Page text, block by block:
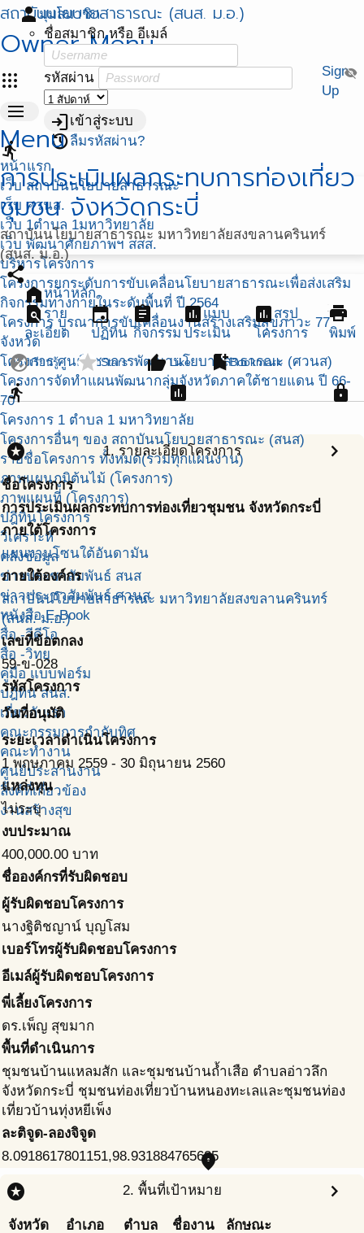
สถาบันนโยบายสาธารณะ (สนส. ม.อ.)
Owner Menu
apps
personมุมสมาชิก
ชื่อสมาชิก หรือ อีเมล์
รหัสผ่าน visibility_off
loginเข้าสู่ระบบ
restoreลืมรหัสผ่าน?
Sign
Up
menu
Menu
หน้าแรก
เว็บ สถาบันนโยบายสาธารณะ
เว็บ ศวนส.
เว็บ 1ตำบล 1มหาวิทยาลัย
เว็บ พัฒนาศักยภาพฯ สสส.
บริหารโครงการ
โครงการยกระดับการขับเคลื่อนโยบายสาธารณะเพื่อส่งเสริม
กิจกรรมทางกายในระดับพื้นที่ ปี 2564
โครงการ บูรณาการขับเคลื่อนงานสร้างเสริมสุขภาวะ 77
จังหวัด
โครงการ ศูนย์วิชาการพัฒนานโยบายสาธารณะ (ศวนส)
โครงการจัดทำแผนพัฒนากลุ่มจังหวัดภาคใต้ชายแดน ปี 66-
70
โครงการ 1 ตำบล 1 มหาวิทยาลัย
โครงการอื่นๆ ของ สถาบันนโยบายสาธารณะ (สนส)
รายชื่อโครงการ ทั้งหมด(รวมทุกแผนงาน)
ภาพแผนภูมิต้นไม้ (โครงการ)
ภาพแผนที่ (โครงการ)
ปฎิทินโครงการ
วิเคราะห์
คลังข้อมูล
ข่าวประชาสัมพันธ์ สนส
ข่าวประชาสัมพันธ์ ศวนส
หนังสือ E-Book
สื่อ -วีดีโอ
สื่อ -วิทยุ
คู่มือ แบบฟอร์ม
ปฎิทิน สนส.
เกี่ยวกับเรา
คณะกรรมการกำกับทิศ
คณะทำงาน
ศูนย์ประสานงาน
ลิ้งค์ที่เกี่ยวข้อง
งานสร้างสุข
directions_run
การประเมินผลกระทบการท่องเที่ยว
ชุมชน จังหวัดกระบี่
สถาบันนโยบายสาธารณะ มหาวิทยาลัยสงขลานครินทร์
(สนส. ม.อ.)
share
homeหน้าหลัก
find_in_pageราย
ละเอียด
event
ปฏิทิน
assignment
กิจกรรม
assessmentแบบ
ประเมิน
assessmentสรุป
โครงการ
print
พิมพ์
flakyเรียนรู้ starStars thumb_upLike bookmark_addBookmark
directions_run assessment lock
stars 1. รายละเอียดโครงการ chevron_right
ชื่อโครงการ
การประเมินผลกระทบการท่องเที่ยวชุมชน จังหวัดกระบี่
ภายใต้โครงการ
แผนงานโซนใต้อันดามัน
ภายใต้องค์กร
สถาบันนโยบายสาธารณะ มหาวิทยาลัยสงขลานครินทร์
(สนส. ม.อ.)
เลขที่ข้อตกลง
59-ข-028
รหัสโครงการ
วันที่อนุมัติ
ระยะเวลาดำเนินโครงการ
1 พฤษภาคม 2559 - 30 มิถุนายน 2560
แหล่งทุน
ไม่ระบุ
งบประมาณ
400,000.00 บาท
ชื่อองค์กรที่รับผิดชอบ
ผู้รับผิดชอบโครงการ
นางฐิติชญาน์ บุญโสม
เบอร์โทรผู้รับผิดชอบโครงการ
อีเมล์ผู้รับผิดชอบโครงการ
พี่เลี้ยงโครงการ
ดร.เพ็ญ สุขมาก
พื้นที่ดำเนินการ
ชุมชนบ้านแหลมสัก และชุมชนบ้านถ้ำเสือ ตำบลอ่าวลึก
จังหวัดกระบี่ ชุมชนท่องเที่ยวบ้านหนองทะเลและชุมชนท่อง
เที่ยวบ้านทุ่งหยีเพ็ง
ละติจูด-ลองจิจูด
8.0918617801151,98.931884765625
place
stars
2. พื้นที่เป้าหมาย chevron_right
จังหวัด อำเภอ ตำบล
ชื่องาน
ลักษณะ